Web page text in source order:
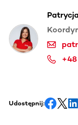
+48
Udostępnij: